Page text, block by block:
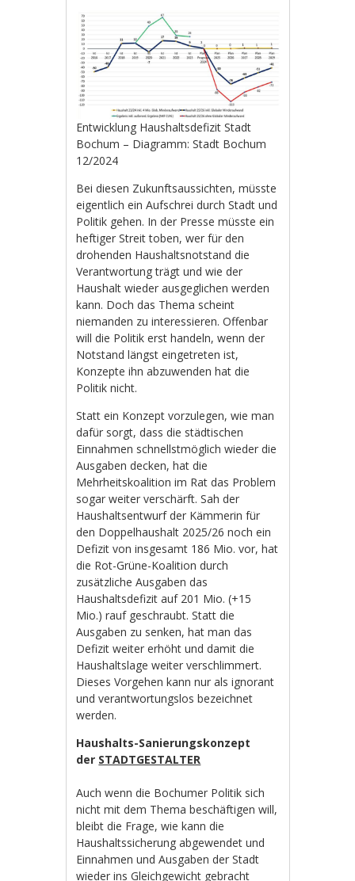
Entwicklung Haushaltsdefizit Stadt
Bochum – Diagramm: Stadt Bochum
12/2024
Bei diesen Zukunftsaussichten, müsste
eigentlich ein Aufschrei durch Stadt und
Politik gehen. In der Presse müsste ein
heftiger Streit toben, wer für den
drohenden Haushaltsnotstand die
Verantwortung trägt und wie der
Haushalt wieder ausgeglichen werden
kann. Doch das Thema scheint
niemanden zu interessieren. Offenbar
will die Politik erst handeln, wenn der
Notstand längst eingetreten ist,
Konzepte ihn abzuwenden hat die
Politik nicht.
Statt ein Konzept vorzulegen, wie man
dafür sorgt, dass die städtischen
Einnahmen schnellstmöglich wieder die
Ausgaben decken, hat die
Mehrheitskoalition im Rat das Problem
sogar weiter verschärft. Sah der
Haushaltsentwurf der Kämmerin für
den Doppelhaushalt 2025/26 noch ein
Defizit von insgesamt 186 Mio. vor, hat
die Rot-Grüne-Koalition durch
zusätzliche Ausgaben das
Haushaltsdefizit auf 201 Mio. (+15
Mio.) rauf geschraubt. Statt die
Ausgaben zu senken, hat man das
Defizit weiter erhöht und damit die
Haushaltslage weiter verschlimmert.
Dieses Vorgehen kann nur als ignorant
und verantwortungslos bezeichnet
werden.
Haushalts-Sanierungskonzept
der STADTGESTALTER
Auch wenn die Bochumer Politik sich
nicht mit dem Thema beschäftigen will,
bleibt die Frage, wie kann die
Haushaltssicherung abgewendet und
Einnahmen und Ausgaben der Stadt
wieder ins Gleichgewicht gebracht